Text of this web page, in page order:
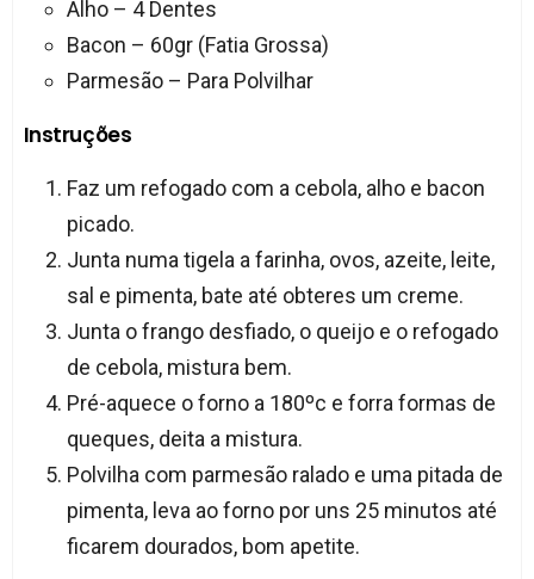
Alho – 4 Dentes
Bacon – 60gr (Fatia Grossa)
Parmesão – Para Polvilhar
Instruções
Faz um refogado com a cebola, alho e bacon
picado.
Junta numa tigela a farinha, ovos, azeite, leite,
sal e pimenta, bate até obteres um creme.
Junta o frango desfiado, o queijo e o refogado
de cebola, mistura bem.
Pré-aquece o forno a 180ºc e forra formas de
queques, deita a mistura.
Polvilha com parmesão ralado e uma pitada de
pimenta, leva ao forno por uns 25 minutos até
ficarem dourados, bom apetite.